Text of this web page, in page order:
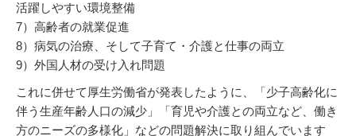
活躍しやすい環境整備
7）高齢者の就業促進
8）病気の治療、そして子育て・介護と仕事の両立
9）外国人材の受け入れ問題
これに併せて厚生労働省が発表したように、「少子高齢化に
伴う生産年齢人口の減少」「育児や介護との両立など、働き
方のニーズの多様化」などの問題解決に取り組んでいます